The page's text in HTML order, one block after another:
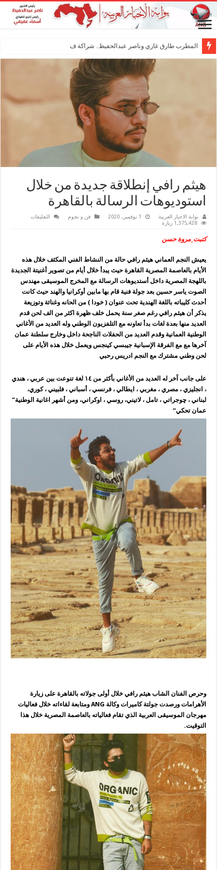
المطرب طارق غازي وناصر عبدالحفيظ.. شراكة فنية ترسم ملامح مس
هيثم رافي إنطلاقة جديدة من خلال
استوديوهات الرسالة بالقاهرة
بوابة الاخبار العربية 1 نوفمبر، 2020 فن و نجوم التعليقات
استوديوهات
الرسالة
بالقاهرة
مغلقة
1,375,428 زيارة
كتبت_مروة حسن
يعيش النجم العماني هيثم رافي حالة من النشاط الفني المكثف خلال هذه
الأيام بالعاصمة المصرية القاهرة حيث يبدأ خلال أيام من تصوير أغنيتة الجديدة
باللهجة المصرية داخل أستديوهات الرسالة مع المخرج الموسيقى مهندس
الصوت ياسر حسين بعد جولة فنية قام بها مابين أوكرانيا والهند حيث كانت
أحدث كليباته باللغة الهندية تحت عنوان ( خودا ) من الحانه وغنائة وتوزيعة
يذكر أن هيثم رافي رغم صغر سنة يحمل خلف ظهرة اكثر من الف لحن قدم
العديد منها بعدة لغات بدأ تعاونه مع التلفزيون الوطني وله العديد من الأغاني
الوطنية العمانية وقدم العديد من الحفلات الناجحة داخل وخارج سلطنة عمان
آخرها مع مع الفرقة الإسبانية جيبسي كينجس ويعمل خلال هذه الأيام على
لحن وطني مشترك مع النجم ادريس رحبي
على جانب آخر له العديد من الأغاني بأكثر من ١٤ لغة تنوعت بين عربي ، هندي
، انجليزي ، مصري ، مغربي ، ايطالي ، فرنسي ، أسباني ، فلبيني ، كوري،
لبناني ، چوجراتي ، تامل ، لاتيني، روسي ، اوكراني، ومن أشهر اغانية الوطنية”
عمان تحكي“
وحرص الفنان الشاب هيثم رافي خلال أولى جولاته بالقاهرة على زيارة
الأهرامات ورصدت جولتة كاميرات وكالة ANG ومتابعة لقاءاته خلال فعاليات
مهرجان الموسيقى العربية الذي تقام فعالياته بالعاصمة المصرية خلال هذا
التوقيت.